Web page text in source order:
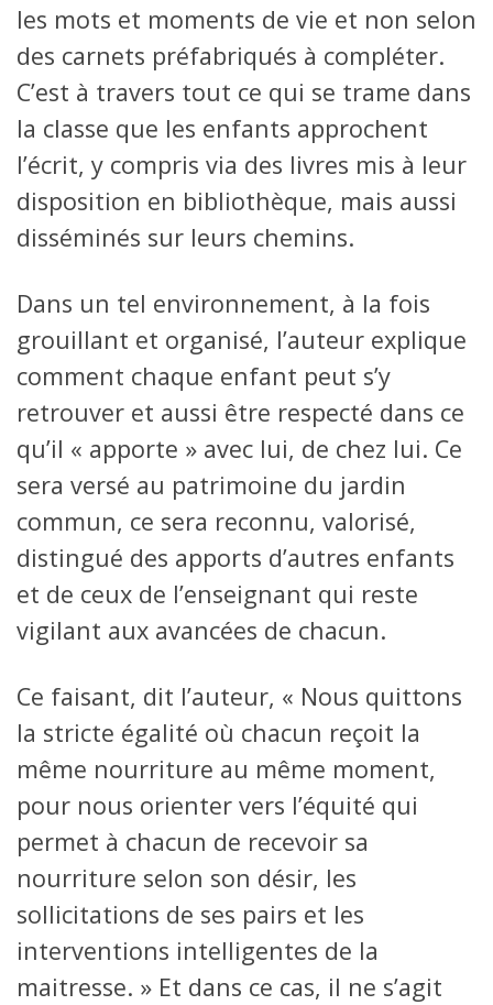
les mots et moments de vie et non selon
des carnets préfabriqués à compléter.
C’est à travers tout ce qui se trame dans
la classe que les enfants approchent
l’écrit, y compris via des livres mis à leur
disposition en bibliothèque, mais aussi
disséminés sur leurs chemins.
Dans un tel environnement, à la fois
grouillant et organisé, l’auteur explique
comment chaque enfant peut s’y
retrouver et aussi être respecté dans ce
qu’il « apporte » avec lui, de chez lui. Ce
sera versé au patrimoine du jardin
commun, ce sera reconnu, valorisé,
distingué des apports d’autres enfants
et de ceux de l’enseignant qui reste
vigilant aux avancées de chacun.
Ce faisant, dit l’auteur, « Nous quittons
la stricte égalité où chacun reçoit la
même nourriture au même moment,
pour nous orienter vers l’équité qui
permet à chacun de recevoir sa
nourriture selon son désir, les
sollicitations de ses pairs et les
interventions intelligentes de la
maitresse. » Et dans ce cas, il ne s’agit